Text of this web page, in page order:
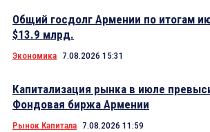
Общий госдолг Армении по итогам
$13.9 млрд.
Экономика 7.08.2026 15:31
Капитализация рынка в июле
Фондовая биржа Армении
Рынок Капитала 7.08.2026 11:59